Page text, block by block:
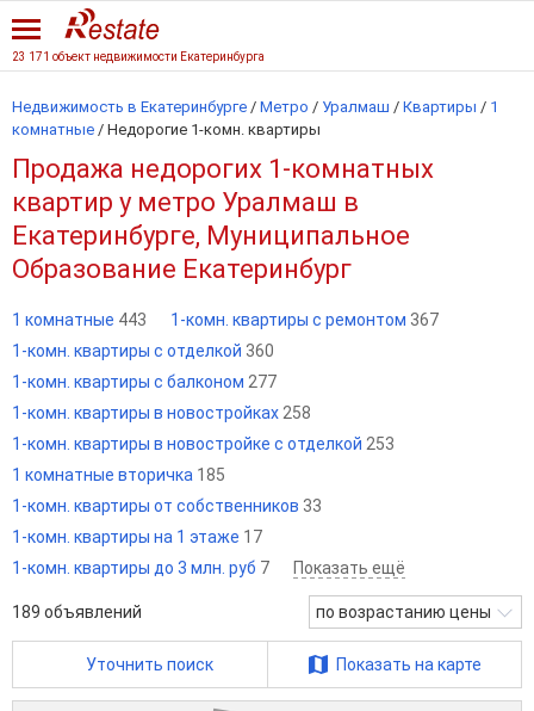
23 171 объект недвижимости Екатеринбурга
Недвижимость в Екатеринбурге / Метро / Уралмаш / Квартиры / 1
комнатные / Недорогие 1-комн. квартиры
Продажа недорогих 1-комнатных
квартир у метро Уралмаш в
Екатеринбурге, Муниципальное
Образование Екатеринбург
1 комнатные 443 1-комн. квартиры с ремонтом 367
1-комн. квартиры с отделкой 360
1-комн. квартиры с балконом 277
1-комн. квартиры в новостройках 258
1-комн. квартиры в новостройке с отделкой 253
1 комнатные вторичка 185
1-комн. квартиры от собственников 33
1-комн. квартиры на 1 этаже 17
1-комн. квартиры до 3 млн. руб 7 Показать ещё
189 объявлений по возрастанию цены
Уточнить поиск Показать на карте